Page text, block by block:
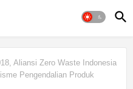
Aliansi Zero Waste Indonesia
Pengendalian Produk